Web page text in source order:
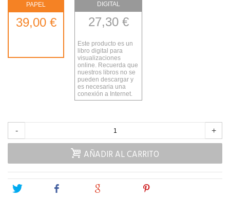
PAPEL
39,00 €
DIGITAL
27,30 €
Este producto es un
libro digital para
visualizaciones
online. Recuerda que
nuestros libros no se
pueden descargar y
es necesaria una
conexión a Internet.
- +
AÑADIR AL CARRITO
Tweet